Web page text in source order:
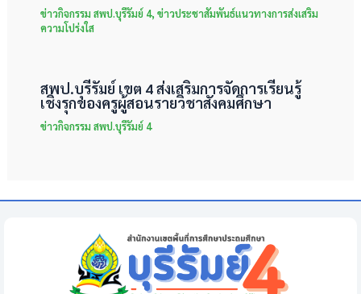
ข่าวกิจกรรม สพป.บุรีรัมย์ 4, ข่าวประชาสัมพันธ์แนวทางการส่งเสริม
ความโปร่งใส
สพป.บุรีรัมย์ เขต 4 ส่งเสริมการจัดการเรียนรู้
เชิงรุกของครูผู้สอนรายวิชาสังคมศึกษา
ข่าวกิจกรรม สพป.บุรีรัมย์ 4